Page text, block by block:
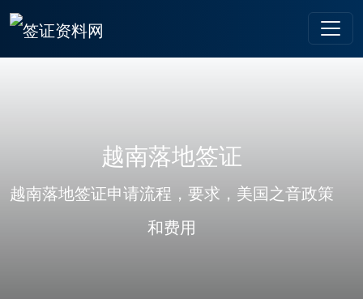
越南落地签证
越南落地签证申请流程，要求，美国之音政策
和费用